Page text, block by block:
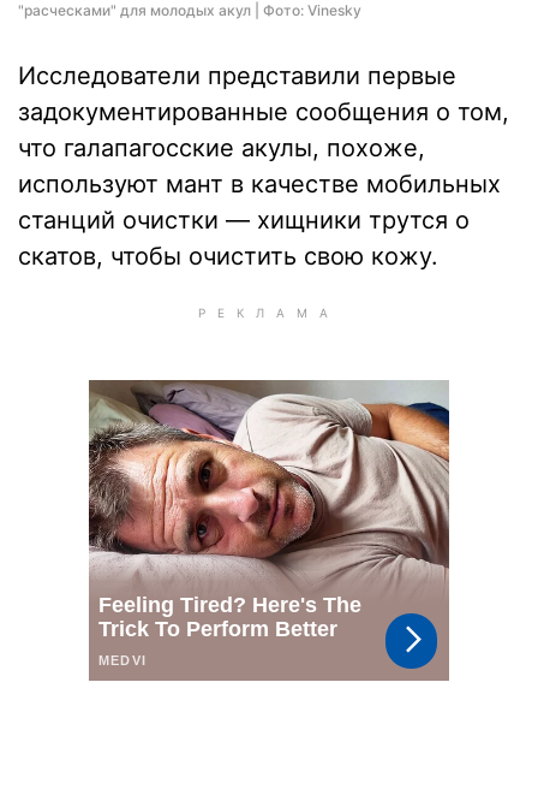
"расческами" для молодых акул | Фото: Vinesky
Исследователи представили первые
задокументированные сообщения о том,
что галапагосские акулы, похоже,
используют мант в качестве мобильных
станций очистки — хищники трутся о
скатов, чтобы очистить свою кожу.